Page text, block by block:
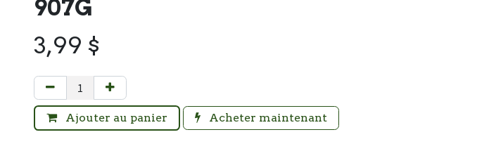
907G
3,99 $
Ajouter au panier Acheter maintenant